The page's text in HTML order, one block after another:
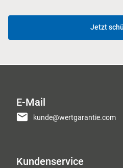
Jetzt
E-Mail
kunde@wertgarantie.com
Kundenservice